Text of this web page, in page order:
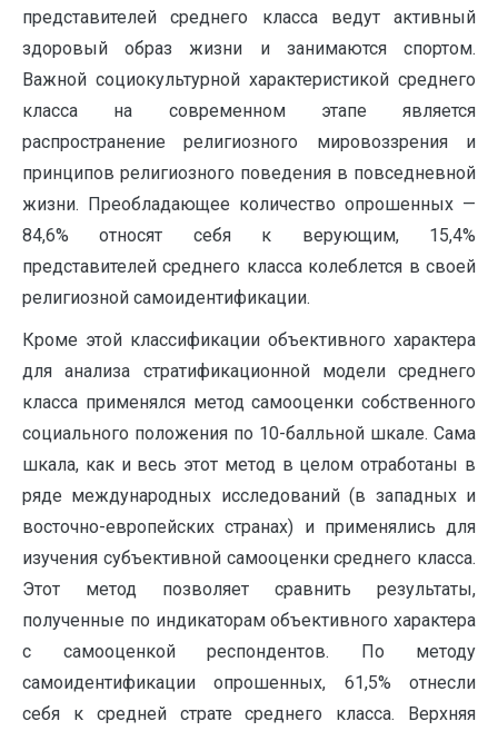
представителей среднего класса ведут активный
здоровый образ жизни и занимаются спортом.
Важной социокультурной характеристикой среднего
класса на современном этапе является
распространение религиозного мировоззрения и
принципов религиозного поведения в повседневной
жизни. Преобладающее количество опрошенных —
84,6% относят себя к верующим, 15,4%
представителей среднего класса колеблется в своей
религиозной самоидентификации.
Кроме этой классификации объективного характера
для анализа стратификационной модели среднего
класса применялся метод самооценки собственного
социального положения по 10-балльной шкале. Сама
шкала, как и весь этот метод в целом отработаны в
ряде международных исследований (в западных и
восточно-европейских странах) и применялись для
изучения субъективной самооценки среднего класса.
Этот метод позволяет сравнить результаты,
полученные по индикаторам объективного характера
с самооценкой респондентов. По методу
самоидентификации опрошенных, 61,5% отнесли
себя к средней страте среднего класса. Верхняя